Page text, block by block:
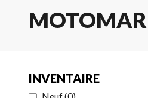
INVENTAIRE